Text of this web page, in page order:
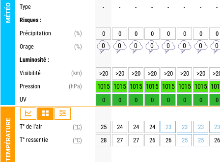
MÉTÉO
Type
Risques :
Précipitation
(%)
Orage
(%)
Luminosité :
Visibilité
(km)
Pression
(hPa)
UV
TEMPÉRATURE T° de l'air
(°C)
T° ressentie
(°C)
- - - - - - - -
0 0 0 0 0 0 0 0
0 0 0 0 0 0 0 0
>20 >20 >20 >20 >20 >20 >20
1015 1015 1015 1015 1015 1015 1015
0 0 0 0 0 0 0 0
25 24 24 24 23 23 23
23
28
27 27 26 26 25 25 26